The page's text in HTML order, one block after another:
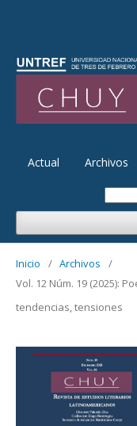
Actual Archivos
Inicio / Archivos
/
Vol. 12 Núm. 19 (2025):
tendencias, tensiones